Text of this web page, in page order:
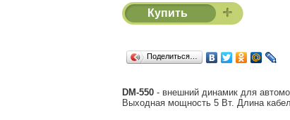
Купить
Поделиться…
DM-550- внешний динамик для
Выходная мощность 5 Вт. Длина